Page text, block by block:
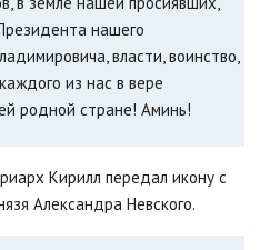
нашего
власти, воинство,
из нас в вере
родной стране! Аминь!
Кирилл передал икону с
Александра Невского.